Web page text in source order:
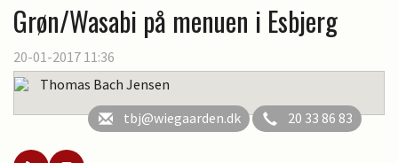
Grøn/Wasabi på menuen i Esbjerg
20-01-2017 11:36
Thomas Bach Jensen
tbj@wiegaarden.dk
20 33 86 83